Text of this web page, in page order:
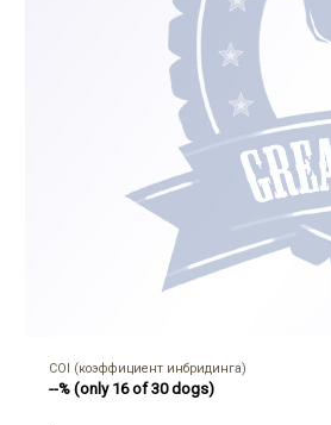
COI (коэффициент инбридинга)
--% (only 16 of 30 dogs)